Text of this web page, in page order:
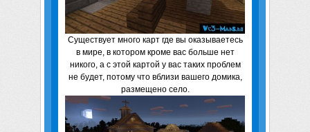
Существует много карт где вы оказываетесь
в мире, в котором кроме вас больше нет
никого, а с этой картой у вас таких проблем
не будет, потому что вблизи вашего домика,
размещено село.